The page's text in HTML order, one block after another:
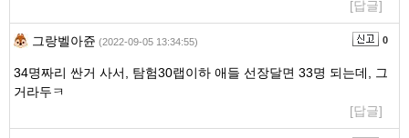
[답글]
그랑벨아쥰 (2022-09-05 13:34:55) 0
34명짜리 싼거 사서, 탐험30랩이하 애들 선장달면 33명 되는데, 그
거라두ㅋ
[답글]